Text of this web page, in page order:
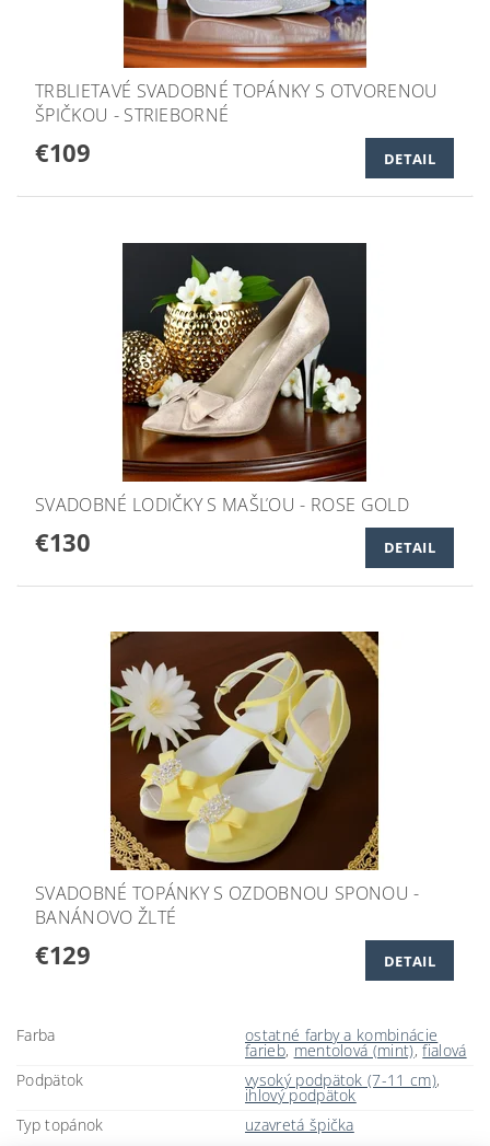
TRBLIETAVÉ SVADOBNÉ TOPÁNKY S OTVORENOU
ŠPIČKOU - STRIEBORNÉ
€109 DETAIL
SVADOBNÉ LODIČKY S MAŠĽOU - ROSE GOLD
€130 DETAIL
SVADOBNÉ TOPÁNKY S OZDOBNOU SPONOU -
BANÁNOVO ŽLTÉ
€129 DETAIL
Farba ostatné farby a kombinácie
farieb,mentolová (mint),fialová
Podpätok
vysoký podpätok (7-11 cm),
ihlový podpätok
Typ topánok
uzavretá špička